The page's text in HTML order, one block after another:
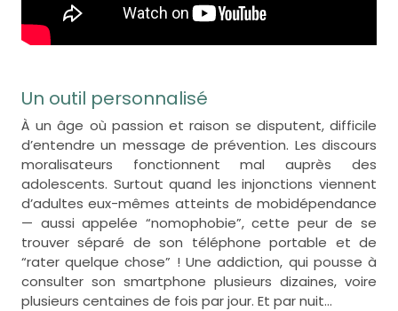
Un outil personnalisé
À un âge où passion et raison se disputent, difficile
d’entendre un message de prévention. Les discours
moralisateurs fonctionnent mal auprès des
adolescents. Surtout quand les injonctions viennent
d’adultes eux-mêmes atteints de mobidépendance
— aussi appelée “nomophobie”, cette peur de se
trouver séparé de son téléphone portable et de
“rater quelque chose” ! Une addiction, qui pousse à
consulter son smartphone plusieurs dizaines, voire
plusieurs centaines de fois par jour. Et par nuit…